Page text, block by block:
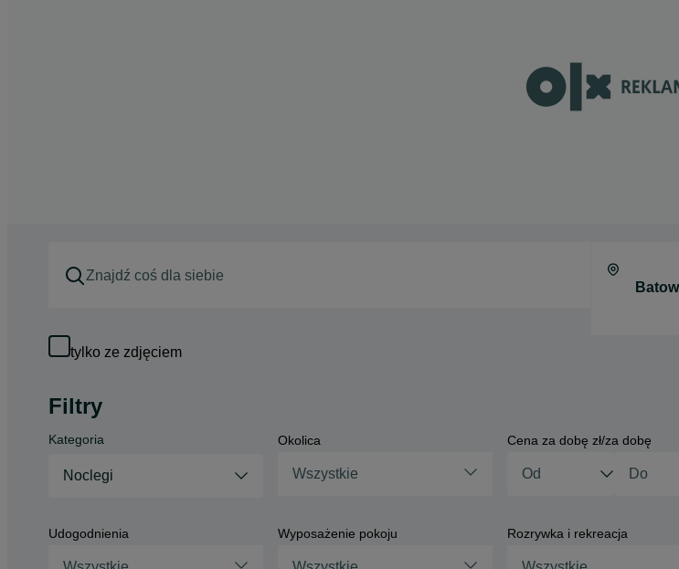
tylko ze zdjęciem
Filtry
Kategoria
Noclegi
Okolica
Wszystkie
Cena za dobę zł/za dobę
Udogodnienia Wyposażenie pokoju Rozrywka i rekreacja